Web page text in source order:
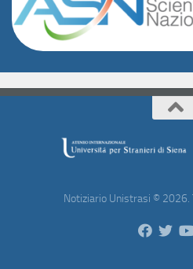
Notiziario Unistrasi ©